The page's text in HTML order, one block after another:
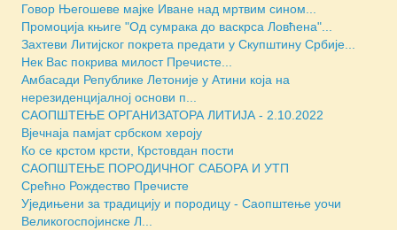
Говор Његошеве мајке Иване над мртвим сином...
Промоција књиге "Од сумрака до васкрса Ловћена"...
Захтеви Литијског покрета предати у Скупштину Србије...
Нек Вас покрива милост Пречисте...
Амбасади Републике Летоније у Атини која на
нерезиденцијалној основи п...
САОПШТЕЊЕ ОРГАНИЗАТОРА ЛИТИЈА - 2.10.2022
Вјечнаја памјат србском хероју
Ко се крстом крсти, Крстовдан пости
САОПШТЕЊЕ ПОРОДИЧНОГ САБОРА И УТП
Срећно Рождество Пречисте
Уједињени за традицију и породицу - Саопштење уочи
Великогоспојинске Л...